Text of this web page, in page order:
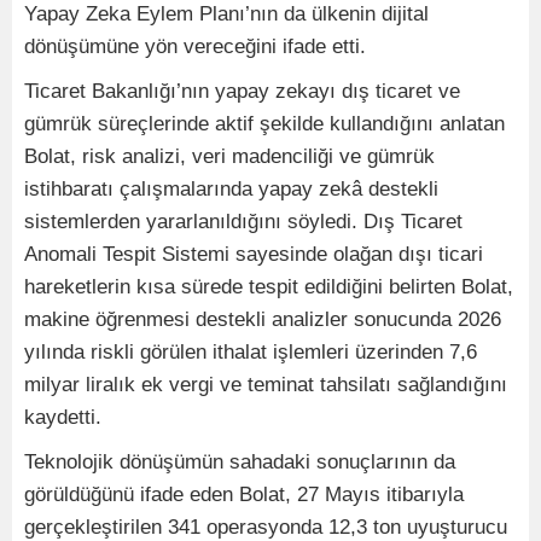
Yapay Zeka Eylem Planı’nın da ülkenin dijital
dönüşümüne yön vereceğini ifade etti.
Ticaret Bakanlığı’nın yapay zekayı dış ticaret ve
gümrük süreçlerinde aktif şekilde kullandığını anlatan
Bolat, risk analizi, veri madenciliği ve gümrük
istihbaratı çalışmalarında yapay zekâ destekli
sistemlerden yararlanıldığını söyledi. Dış Ticaret
Anomali Tespit Sistemi sayesinde olağan dışı ticari
hareketlerin kısa sürede tespit edildiğini belirten Bolat,
makine öğrenmesi destekli analizler sonucunda 2026
yılında riskli görülen ithalat işlemleri üzerinden 7,6
milyar liralık ek vergi ve teminat tahsilatı sağlandığını
kaydetti.
Teknolojik dönüşümün sahadaki sonuçlarının da
görüldüğünü ifade eden Bolat, 27 Mayıs itibarıyla
gerçekleştirilen 341 operasyonda 12,3 ton uyuşturucu